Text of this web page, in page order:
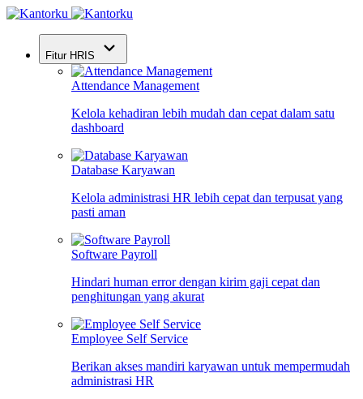
Fitur HRIS
Attendance Management
Kelola kehadiran lebih mudah dan cepat dalam satu
dashboard
Database Karyawan
Kelola administrasi HR lebih cepat dan terpusat yang
pasti aman
Software Payroll
Hindari human error dengan kirim gaji cepat dan
penghitungan yang akurat
Employee Self Service
Berikan akses mandiri karyawan untuk mempermudah
administrasi HR